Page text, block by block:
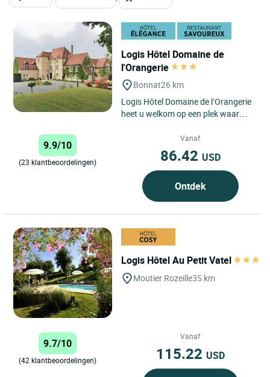
Logis Hôtel Domaine de
l'Orangerie
Bonnat26 km
Logis Hôtel Domaine de l’Orangerie
heet u welkom op een plek waar
samenkomen om u een tijdloze...
9.9/10
(23 klantbeoordelingen)
Vanaf
86.42 USD
Ontdek
Logis Hôtel Au Petit Vatel
Moutier Rozeille35 km
9.7/10
(42 klantbeoordelingen)
Vanaf
115.22 USD